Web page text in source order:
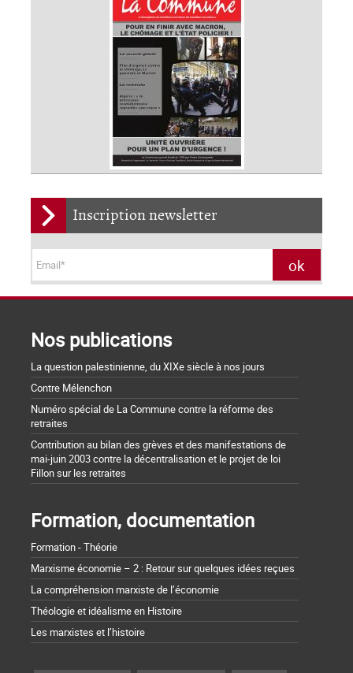
Inscription newsletter
Nos publications
La question palestinienne, du XIXe siècle à nos jours
Contre Mélenchon
Numéro spécial de La Commune contre la réforme des
retraites
Contribution au bilan des grèves et des manifestations de
mai-juin 2003 contre la décentralisation et le projet de loi
Fillon sur les retraites
Formation, documentation
Formation - Théorie
Marxisme économie – 2 : Retour sur quelques idées reçues
La compréhension marxiste de l’économie
Théologie et idéalisme en Histoire
Les marxistes et l’histoire